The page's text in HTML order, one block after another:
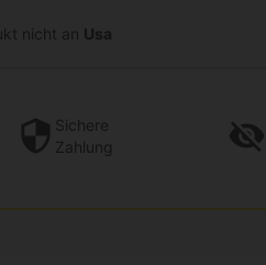
nicht an Usa
Sichere
Zahlung